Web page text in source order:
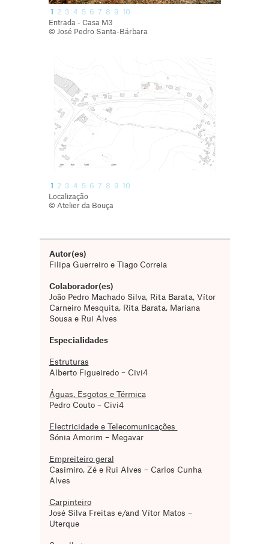
Entrada - Casa M3
© José Pedro Santa-Bárbara
1 2 3 4 5 6 7 8 9 10
Localização
© Atelier da Bouça
1 2 3 4 5 6 7 8 9 10
Autor(es)
Filipa Guerreiro e Tiago Correia
Colaborador(es)
João Pedro Machado Silva, Rita Barata, Vítor
Carneiro Mesquita, Rita Barata, Mariana
Sousa e Rui Alves
Especialidades
Estruturas
Alberto Figueiredo – Civi4
Águas, Esgotos e Térmica
Pedro Couto – Civi4
Electricidade e Telecomunicações
Sónia Amorim – Megavar
Empreiteiro geral
Casimiro, Zé e Rui Alves – Carlos Cunha
Alves
Carpinteiro
José Silva Freitas e/and Vítor Matos –
Uterque